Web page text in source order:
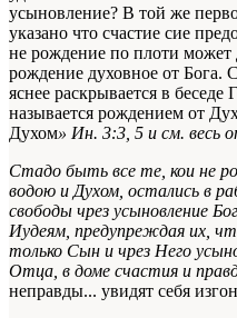
усыновление? В той же
указано что счастие сие
не рождение по плоти может
рождение духовное от Бога.
яснее раскрывается в
называется рождением от
Духом» Ин. 3:3, 5 и см. весь
Стадо быть все те, кои не
водою и Духом, остались в
свободы чрез усыновление
Иудеям, предупреждая их,
только Сын и чрез Него
Отца, в доме счастия и
неправды... увидят себя